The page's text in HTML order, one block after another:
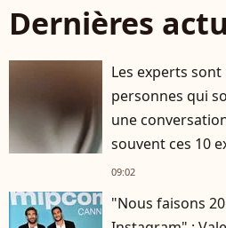
Dernières
Les experts
personnes qui
une
souvent ces 10
09:02
"Nous faisons